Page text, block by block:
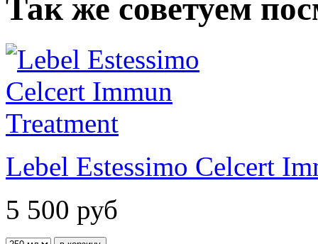
Так же советуем
Lebel Estessimo Celcert
5 500 руб